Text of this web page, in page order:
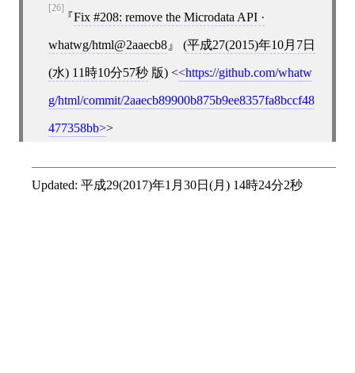
[26]
Fix #208: remove the Microdata API ·
whatwg/html@2aaecb8 (平成27(2015)年10月7日
(水) 11時10分57秒版) < https://github.com/whatw
g/html/commit/2aaecb89900b875b9ee8357fa8bccf48
477358bb >
Updated: 平成29(2017)年1月30日(月) 14時24分2秒